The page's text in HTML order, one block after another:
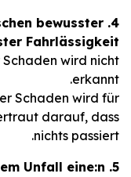
bewusster
Fahrlässigkeit?
Schaden wird nicht
erkannt.
Schaden wird für
darauf, dass
nichts passiert.
Unfall eine:n